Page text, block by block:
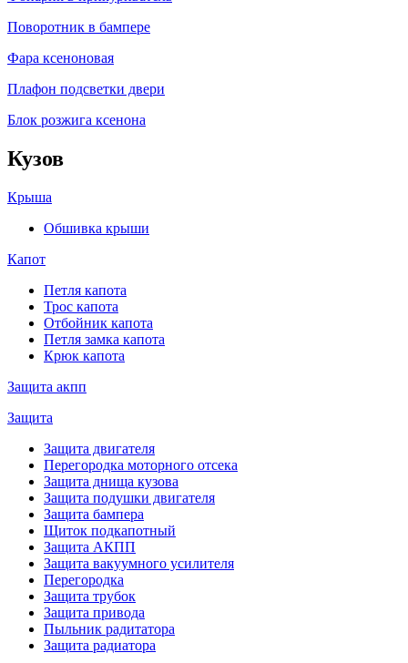
Поворотник в бампере
Фара ксеноновая
Плафон подсветки двери
Блок розжига ксенона
Кузов
Крыша
Обшивка крыши
Капот
Петля капота
Трос капота
Отбойник капота
Петля замка капота
Крюк капота
Защита акпп
Защита
Защита двигателя
Перегородка моторного отсека
Защита днища кузова
Защита подушки двигателя
Защита бампера
Щиток подкапотный
Защита АКПП
Защита вакуумного усилителя
Перегородка
Защита трубок
Защита привода
Пыльник радитатора
Защита радиатора